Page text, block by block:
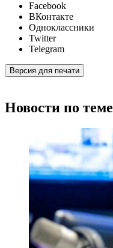
Facebook
ВКонтакте
Одноклассники
Twitter
Telegram
Версия для печати
Новости по теме